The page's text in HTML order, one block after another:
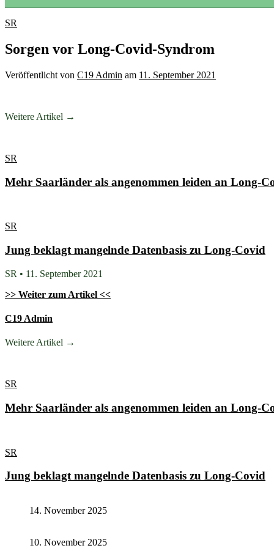
SR
Sorgen vor Long-Covid-Syndrom
Veröffentlicht von C19 Admin am 11. September 2021
Weitere Artikel →
SR
Mehr Saarländer als angenommen leiden an Long-
SR
Jung beklagt mangelnde Datenbasis zu Long-Covid
SR • 11. September 2021
>> Weiter zum Artikel <<
C19 Admin
Weitere Artikel →
SR
Mehr Saarländer als angenommen leiden an Long-
SR
Jung beklagt mangelnde Datenbasis zu Long-Covid
14. November 2025
10. November 2025